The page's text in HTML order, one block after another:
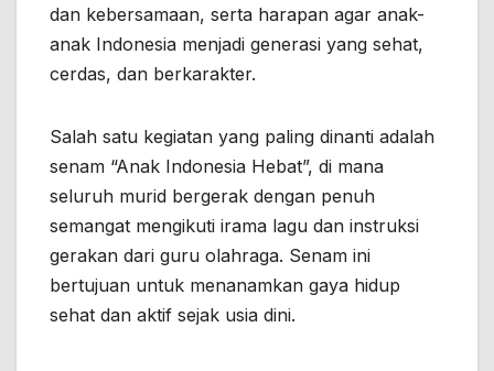
dan kebersamaan, serta harapan agar anak-
anak Indonesia menjadi generasi yang sehat,
cerdas, dan berkarakter.
Salah satu kegiatan yang paling dinanti adalah
senam “Anak Indonesia Hebat”, di mana
seluruh murid bergerak dengan penuh
semangat mengikuti irama lagu dan instruksi
gerakan dari guru olahraga. Senam ini
bertujuan untuk menanamkan gaya hidup
sehat dan aktif sejak usia dini.